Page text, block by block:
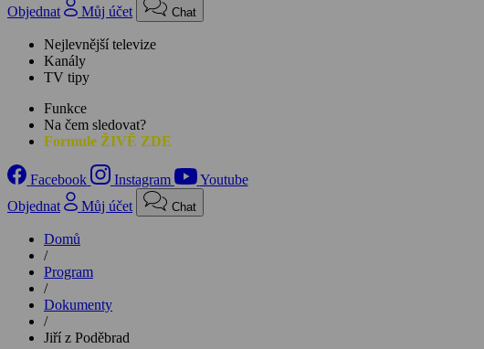
Objednat Můj účet Chat
Nejlevnější televize
Kanály
TV tipy
Funkce
Na čem sledovat?
Formule ŽIVĚ ZDE
Facebook Instagram
Youtube
Objednat
Můj účet Chat
Domů
/
Program
/
Dokumenty
/
Jiří z Poděbrad